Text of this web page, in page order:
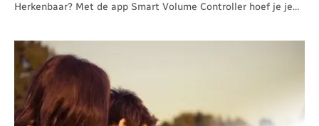
Herkenbaar? Met de app Smart Volume Controller hoef je je…